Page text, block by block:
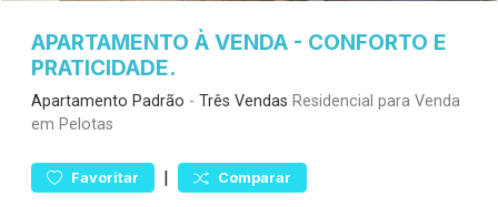
APARTAMENTO À VENDA - CONFORTO E
PRATICIDADE.
Apartamento Padrão - Três Vendas Residencial para Venda
em Pelotas
Favoritar | Comparar